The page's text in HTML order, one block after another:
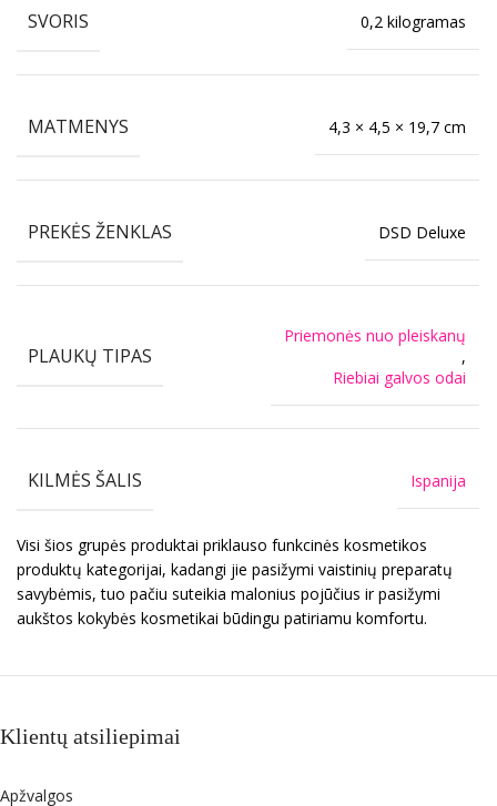
SVORIS 0,2 kilogramas
MATMENYS 4,3 × 4,5 × 19,7 cm
PREKĖS ŽENKLAS DSD Deluxe
PLAUKŲ TIPAS
Priemonės nuo pleiskanų
,
Riebiai galvos odai
KILMĖS ŠALIS Ispanija
Visi šios grupės produktai priklauso funkcinės kosmetikos
produktų kategorijai, kadangi jie pasižymi vaistinių preparatų
savybėmis, tuo pačiu suteikia malonius pojūčius ir pasižymi
aukštos kokybės kosmetikai būdingu patiriamu komfortu.
Klientų atsiliepimai
Apžvalgos